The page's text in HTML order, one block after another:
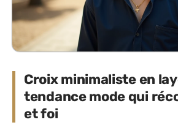
Croix minimaliste en
tendance mode qui
et foi